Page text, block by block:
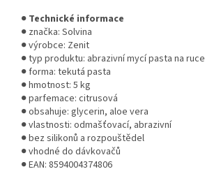
● Technické informace
● značka: Solvina
● výrobce: Zenit
● typ produktu: abrazivní mycí pasta na ruce
● forma: tekutá pasta
● hmotnost: 5 kg
● parfemace: citrusová
● obsahuje: glycerin, aloe vera
● vlastnosti: odmašťovací, abrazivní
● bez silikonů a rozpouštědel
● vhodné do dávkovačů
● EAN: 8594004374806